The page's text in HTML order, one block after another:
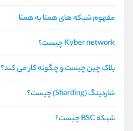
مفهوم شبکه های همتا به همتا
Kyber network چیست؟
بلاک چین چیست و چگونه کار می کند؟
شاردینگ (Sharding) چیست؟
شبکه BSC چیست؟